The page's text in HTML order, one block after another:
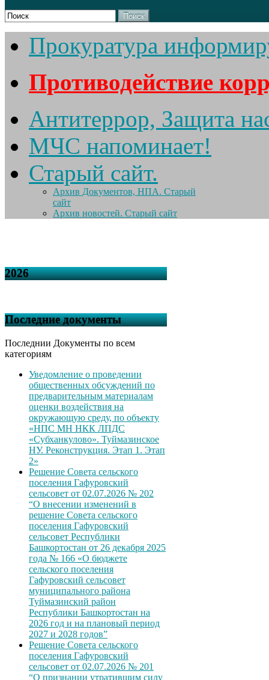
Поиск
Прокуратура
Противодействие
Антитеррор, Защита
МЧС напоминает!
Старый сайт.
Архив Документов, НПА. Старый
сайт
Архив новостей. Старый сайт
2026
Последние документы
Последнии Документы по всем
категориям
Уведомление о проведении
общественных обсуждений по
предварительным материалам
оценки воздействия на
окружающую среду, по объекту
«НПС МН НКК ЛПДС
«Субханкулово». Туймазинское
НУ. Реконструкция. Этап 1. Этап
2»
Решение Совета сельского
поселения Гафуровский
сельсовет от 02.07.2026 № 202
“О внесении изменений в
решение Совета сельского
поселения Гафуровский
сельсовет Республики
Башкортостан от 26 декабря 2025
года № 166 «О бюджете
сельского поселения
Гафуровский сельсовет
муниципального района
Туймазинский район
Республики Башкортостан на
2026 год и на плановый период
2027 и 2028 годов”
Решение Совета сельского
поселения Гафуровский
сельсовет от 02.07.2026 № 201
“О признании утратившим силу